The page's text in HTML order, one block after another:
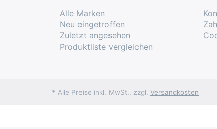
Alle Marken
Neu eingetroffen
Zuletzt angesehen
Produktliste vergleichen
* Alle Preise inkl. MwSt., zzgl. Versandkosten